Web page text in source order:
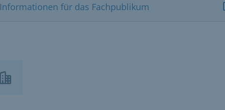
Informationen für das Fachpublikum